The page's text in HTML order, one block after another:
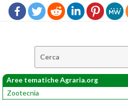
Aree tematiche Agraria.org
Zootecnia